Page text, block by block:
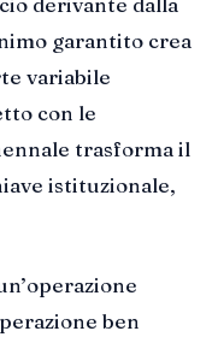
garantito crea
variabile
con le
trasforma il
istituzionale,
ben